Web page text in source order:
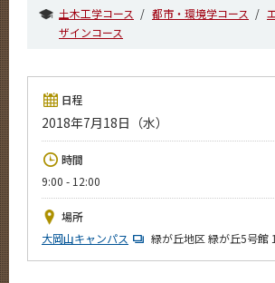
土木工学コース 都市・環境学コース
ザインコース
日程
2018年7月18日（水）
時間
9:00 - 12:00
場所
大岡山キャンパス
緑が丘地区 緑が丘5号館
未来
入学案内
Admissions
土木・環境工学系 News
News
イベントカレンダー
Event Calendar
今後のイベント